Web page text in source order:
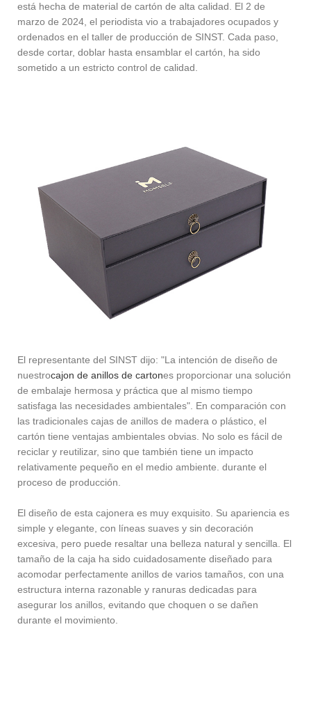
está hecha de material de cartón de alta calidad. El 2 de
marzo de 2024, el periodista vio a trabajadores ocupados y
ordenados en el taller de producción de SINST. Cada paso,
desde cortar, doblar hasta ensamblar el cartón, ha sido
sometido a un estricto control de calidad.
El representante del SINST dijo: "La intención de diseño de
nuestrocajon de anillos de cartones proporcionar una solución
de embalaje hermosa y práctica que al mismo tiempo
satisfaga las necesidades ambientales". En comparación con
las tradicionales cajas de anillos de madera o plástico, el
cartón tiene ventajas ambientales obvias. No solo es fácil de
reciclar y reutilizar, sino que también tiene un impacto
relativamente pequeño en el medio ambiente. durante el
proceso de producción.
El diseño de esta cajonera es muy exquisito. Su apariencia es
simple y elegante, con líneas suaves y sin decoración
excesiva, pero puede resaltar una belleza natural y sencilla. El
tamaño de la caja ha sido cuidadosamente diseñado para
acomodar perfectamente anillos de varios tamaños, con una
estructura interna razonable y ranuras dedicadas para
asegurar los anillos, evitando que choquen o se dañen
durante el movimiento.